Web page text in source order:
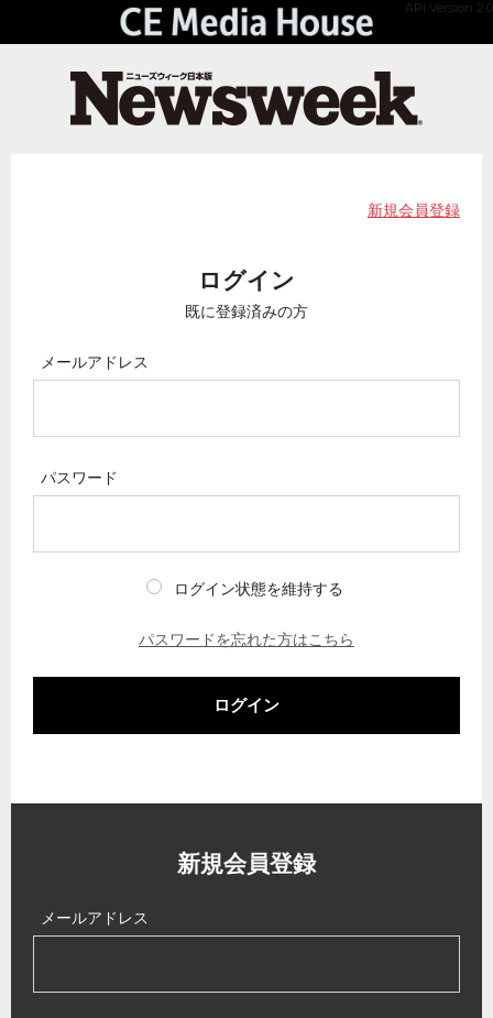
API Version 2.0
新規会員登録
ログイン
既に登録済みの方
メールアドレス
パスワード
ログイン状態を維持する
パスワードを忘れた方はこちら
ログイン
新規会員登録
メールアドレス